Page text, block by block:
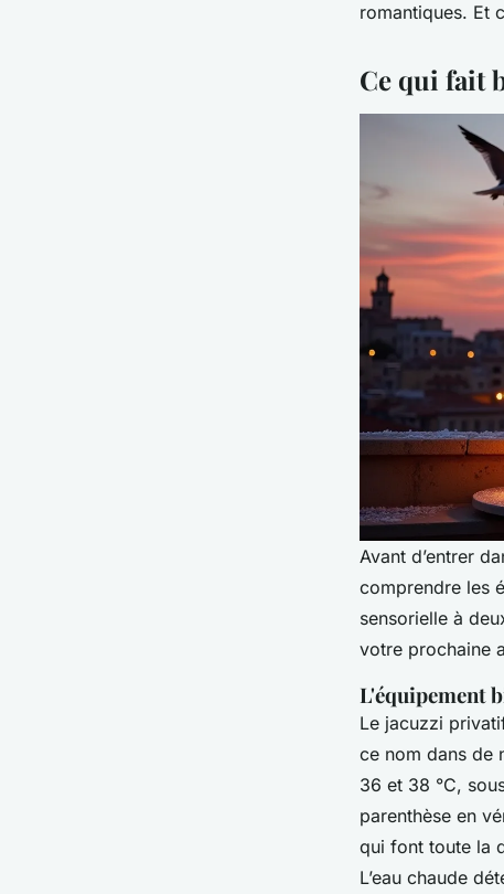
romantiques. Et
Ce qui fait
Avant d’entrer
comprendre les
sensorielle à
votre prochaine
L'équipement
Le jacuzzi
ce nom dans de
36 et 38 °C,
parenthèse en
qui font toute la
L’eau chaude